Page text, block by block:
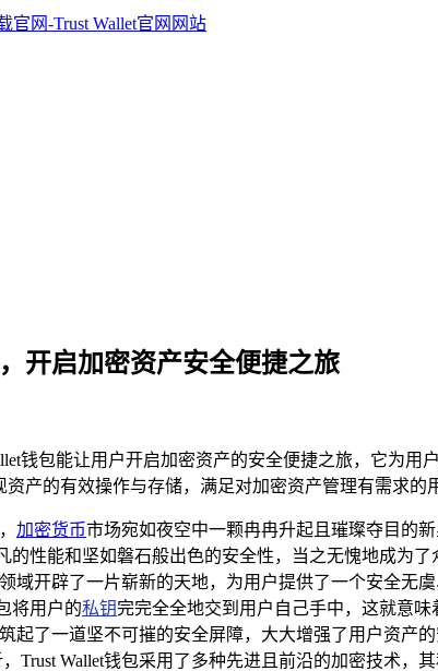
开启加密资产安全便捷之旅
钱包能让用户开启加密资产的安全便捷之旅，它为
产的有效操作与存储，满足对加密资产管理有需求的
加密货币市场宛如夜空中一颗冉冉升起且璀璨夺目的
的性能和坚如磐石般出色的安全性，当之无愧地成为了
域开辟了一片崭新的天地，为用户提供了一个安全无
将用户的私钥完完全全地交到用户自己手中，这就意
起了一道坚不可摧的安全屏障，大大增强了用户资产
Trust Wallet钱包采用了多种先进且前沿的加密技术